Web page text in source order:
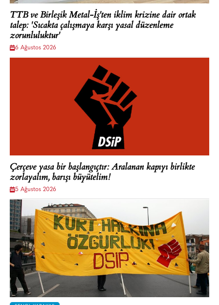
TTB ve Birleşik Metal-İş'ten iklim krizine dair ortak
talep: 'Sıcakta çalışmaya karşı yasal düzenleme
zorunluluktur'
6 Ağustos 2026
Çerçeve yasa bir başlangıçtır: Aralanan kapıyı birlikte
zorlayalım, barışı büyütelim!
5 Ağustos 2026